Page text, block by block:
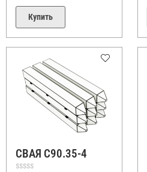
Купить
СВАЯ С90.35-4